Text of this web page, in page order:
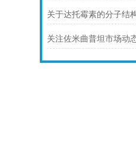
关于达托霉素的分子结
关注佐米曲普坦市场动